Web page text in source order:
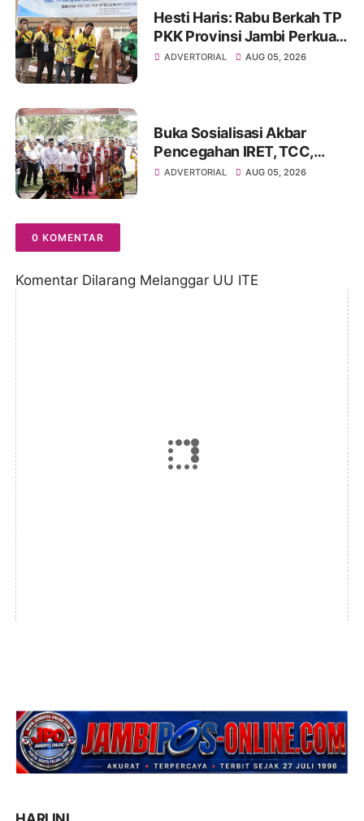
Hesti Haris: Rabu Berkah TP
PKK Provinsi Jambi Perkuat
Literasi Keuangan dan
ADVERTORIAL AUG 05, 2026
Buka Sosialisasi Akbar
Pencegahan IRET, TCC,
Perundungan, dan Bahaya
ADVERTORIAL AUG 05, 2026
0 KOMENTAR
Komentar Dilarang Melanggar UU ITE